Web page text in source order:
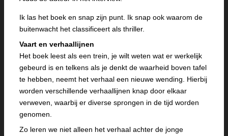
Ik las het boek en snap zijn punt. Ik snap ook waarom de
buitenwacht het classificeert als thriller.
Vaart en verhaallijnen
Het boek leest als een trein, je wilt weten wat er werkelijk
gebeurd is en telkens als je denkt de waarheid boven tafel
te hebben, neemt het verhaal een nieuwe wending. Hierbij
worden verschillende verhaallijnen knap door elkaar
verweven, waarbij er diverse sprongen in de tijd worden
genomen.
Zo leren we niet alleen het verhaal achter de jonge